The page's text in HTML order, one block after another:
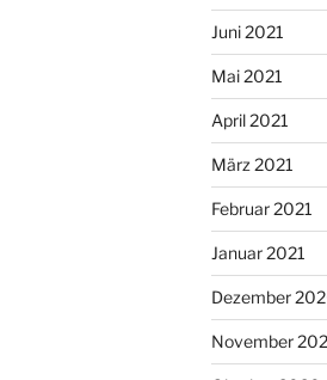
Juni 2021
Mai 2021
April 2021
März 2021
Februar 2021
Januar 2021
Dezember
November